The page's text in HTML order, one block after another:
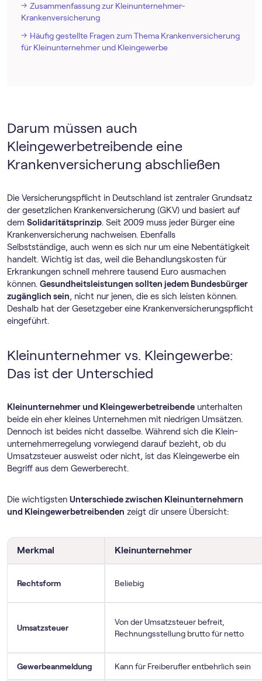
Zusammenfassung zur Kleinunternehmer-
Krankenversicherung
Häufig gestellte Fragen zum Thema Krankenversicherung
für Kleinunternehmer und Kleingewerbe
Darum müssen auch
Kleingewerbetreibende eine
Krankenversicherung abschließen
Die Versicherungspflicht in Deutschland ist zentraler Grundsatz
der gesetzlichen Krankenversicherung (GKV) und basiert auf
dem Solidaritätsprinzip. Seit 2009 muss jeder Bürger eine
Krankenversicherung nachweisen. Ebenfalls
Selbstständige, auch wenn es sich nur um eine Nebentätigkeit
handelt. Wichtig ist das, weil die Behandlungskosten für
Erkrankungen schnell mehrere tausend Euro ausmachen
können. Gesundheitsleistungen sollten jedem Bundesbürger
zugänglich sein, nicht nur jenen, die es sich leisten können.
Deshalb hat der Gesetzgeber eine Krankenversicherungspflicht
eingeführt.
Kleinunternehmer vs. Kleingewerbe:
Das ist der Unterschied
Kleinunternehmer und Kleingewerbetreibende unterhalten
beide ein eher kleines Unternehmen mit niedrigen Umsätzen.
Dennoch ist beides nicht dasselbe. Während sich die Klein­
unternehmer­regelung vorwiegend darauf bezieht, ob du
Umsatzsteuer ausweist oder nicht, ist das Kleingewerbe ein
Begriff aus dem Gewerberecht.
Die wichtigsten Unterschiede zwischen Kleinunternehmern
und Kleingewerbetreibenden zeigt dir unsere Übersicht:
Merkmal Kleinunternehmer
Rechtsform Beliebig
Umsatzsteuer
Von der Umsatzsteuer befreit,
Rechnungsstellung brutto für netto
Gewerbeanmeldung Kann für Freiberufler entbehrlich sein